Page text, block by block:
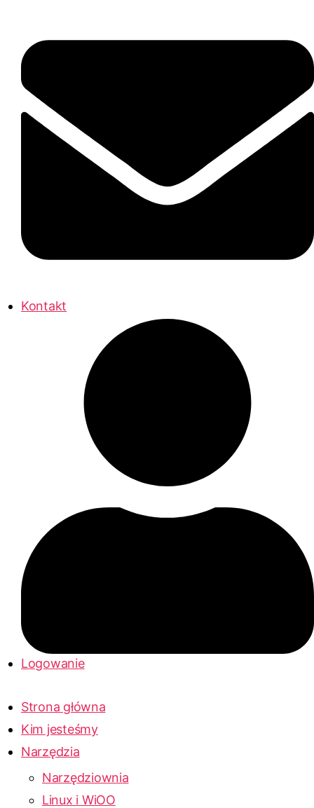
Kontakt
Logowanie
Strona główna
Kim jesteśmy
Narzędzia
Narzędziownia
Linux i WiOO